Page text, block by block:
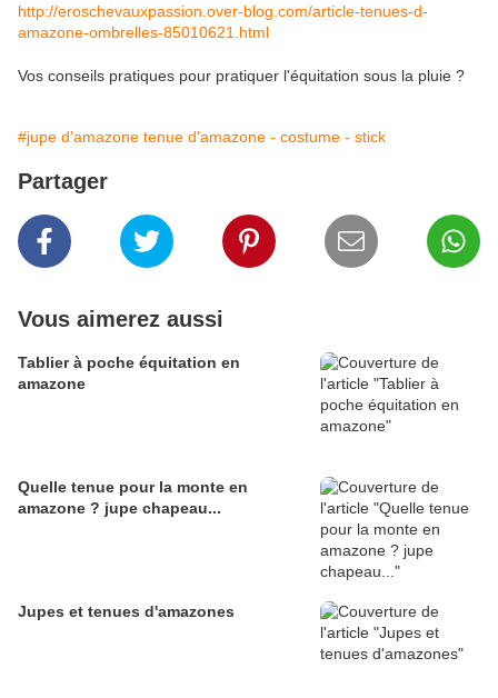
http://eroschevauxpassion.over-blog.com/article-tenues-d-
amazone-ombrelles-85010621.html
Vos conseils pratiques pour pratiquer l'équitation sous la pluie ?
#jupe d'amazone tenue d'amazone - costume - stick
Partager
Vous aimerez aussi
Tablier à poche équitation en
amazone
Quelle tenue pour la monte en
amazone ? jupe chapeau...
Jupes et tenues d'amazones